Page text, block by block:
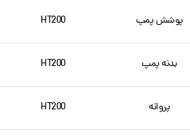
پوشش پمپ HT200
بدنه پمپ HT200
پروانه HT200